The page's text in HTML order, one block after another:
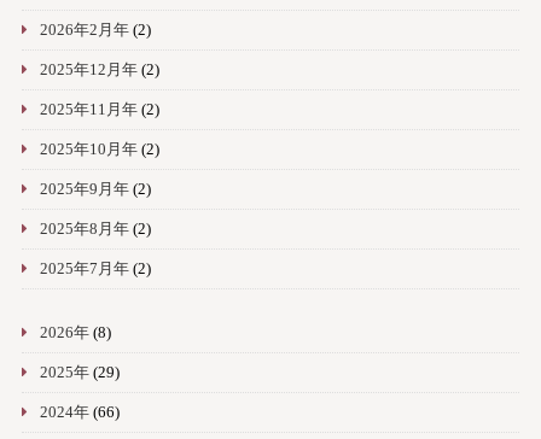
2026年2月年(2)
2025年12月年(2)
2025年11月年(2)
2025年10月年(2)
2025年9月年(2)
2025年8月年(2)
2025年7月年(2)
2026年(8)
2025年(29)
2024年(66)